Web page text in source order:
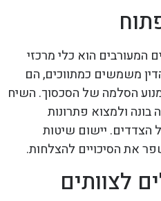
המעורבים הוא כלי מרכזי
משמשים כמתווכים, הם
הסלמה של הסכסוך. השיח
ולמצוא פתרונות
הצדדים. יישום שיטות
את הסיכויים להצלחות.
לצוותים